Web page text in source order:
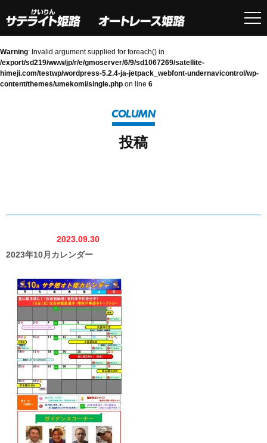
Warning: Invalid argument supplied for foreach() in
/export/sd219/www/jp/r/e/gmoserver/6/9/sd1067269/satellite-
himeji.com/testwp/wordpress-5.2.4-ja-jetpack_webfont-undernavicontrol/wp-
content/themes/umekomi/single.php on line 6
COLUMN
投稿
2023.09.30
2023年10月カレンダー